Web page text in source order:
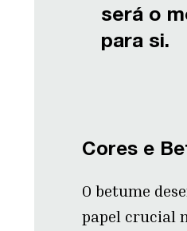
será o
para si.
Cores e
O betume
papel crucial